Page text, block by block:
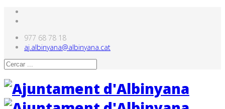
977 68 78 18
aj.albinyana@albinyana.cat